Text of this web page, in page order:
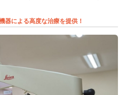
器による高度な治療を提供！